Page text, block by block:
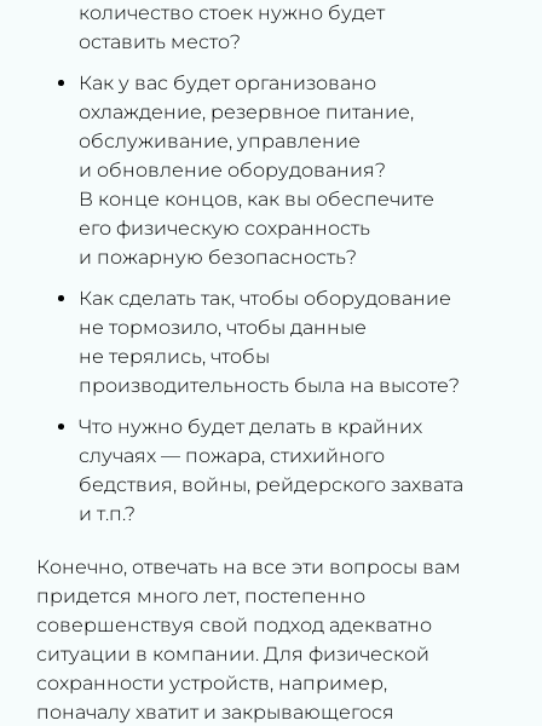
количество стоек нужно будет
оставить место?
Как у вас будет организовано
охлаждение, резервное питание,
обслуживание, управление
и обновление оборудования?
В конце концов, как вы обеспечите
его физическую сохранность
и пожарную безопасность?
Как сделать так, чтобы оборудование
не тормозило, чтобы данные
не терялись, чтобы
производительность была на высоте?
Что нужно будет делать в крайних
случаях — пожара, стихийного
бедствия, войны, рейдерского захвата
и т.п.?
Конечно, отвечать на все эти вопросы вам
придется много лет, постепенно
совершенствуя свой подход адекватно
ситуации в компании. Для физической
сохранности устройств, например,
поначалу хватит и закрывающегося